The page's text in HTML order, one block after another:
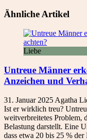
Ähnliche Artikel
Liebe
Untreue Männer
Anzeichen und
31. Januar 2025 Agatha
Ist er wirklich treu?
weitverbreitetes Problem,
Belastung darstellt. Eine
dass etwa 20 bis 25 % der